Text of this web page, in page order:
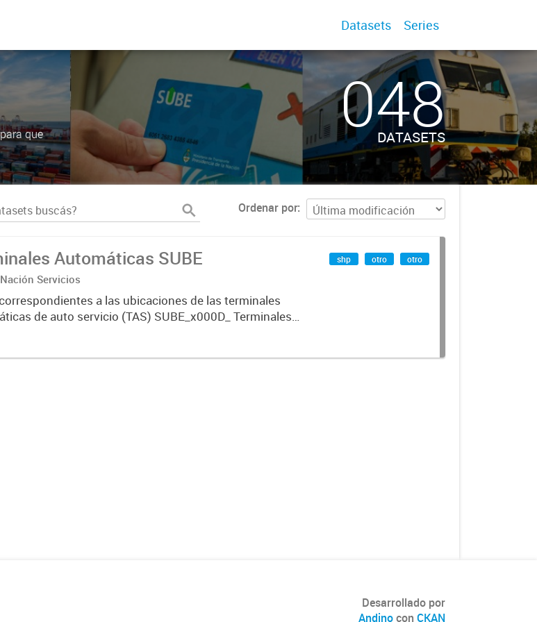
Datasets Series
que
048
DATASETS
Ordenar por
Automáticas SUBE
Servicios
a las ubicaciones de las terminales
de auto servicio (TAS) SUBE_x000D_ Terminales
shp otro otro
Desarrollado por
Andinocon CKAN